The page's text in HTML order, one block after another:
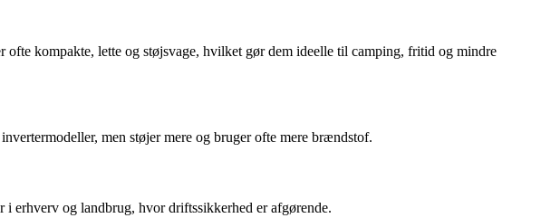
kompakte, lette og støjsvage, hvilket gør dem ideelle til camping, fritid og mindre
men støjer mere og bruger ofte mere brændstof.
erhverv og landbrug, hvor driftssikkerhed er afgørende.